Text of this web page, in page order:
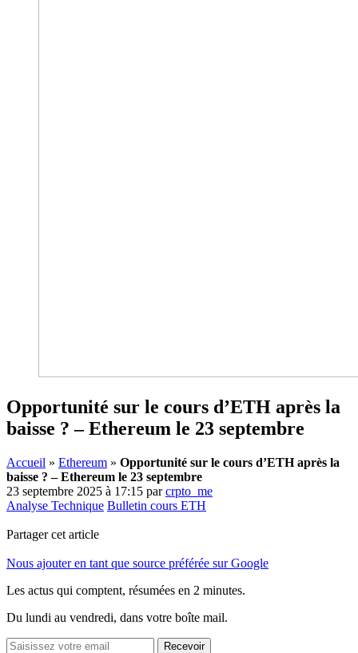
Opportunité sur le cours d’ETH après la
baisse ? – Ethereum le 23 septembre
Accueil » Ethereum » Opportunité sur le cours d’ETH après la
baisse ? – Ethereum le 23 septembre
23 septembre 2025 à 17:15 parcrpto_me
Analyse Technique Bulletin cours ETH
Partager cet article
Nous ajouter en tant que source préférée sur Google
Les actus qui comptent, résumées en 2 minutes.
Du lundi au vendredi, dans votre boîte mail.
Recevoir